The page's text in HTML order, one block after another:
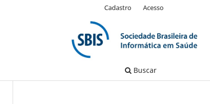
Buscar
Cadastro Acesso